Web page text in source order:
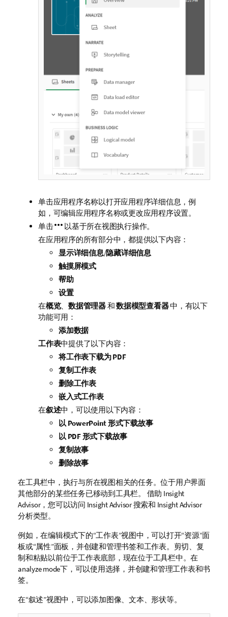
单击应用程序名称以打开应用程序详细信息，例
如，可编辑应用程序名称或更改应用程序设置。
单击
以基于所在视图执行操作。
在应用程序的所有部分中，都提供以下内容：
显示详细信息/隐藏详细信息
触摸屏模式
帮助
设置
在概览、 数据管理器和数据模型查看器中，有以下
功能可用：
添加数据
工作表中提供了以下内容：
将工作表下载为 PDF
复制工作表
删除工作表
嵌入式工作表
在叙述中，可以使用以下内容：
以 PowerPoint 形式下载故事
以 PDF 形式下载故事
复制故事
删除故事
在工具栏中，执行与所在视图相关的任务。位于用户界面
其他部分的某些任务已移动到工具栏。 借助 Insight
Advisor，您可以访问 Insight Advisor搜索和 Insight Advisor
分析类型。
例如，在编辑模式下的“工作表”视图中，可以打开“资源”面
板或“属性”面板，并创建和管理书签和工作表。剪切、复
制和粘贴以前位于工作表底部，现在位于工具栏中。在
analyze mode下，可以使用选择，并创建和管理工作表和书
签。
在“叙述”视图中，可以添加图像、文本、形状等。